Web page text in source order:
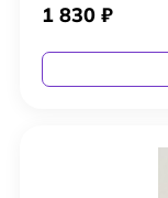
1 830 ₽